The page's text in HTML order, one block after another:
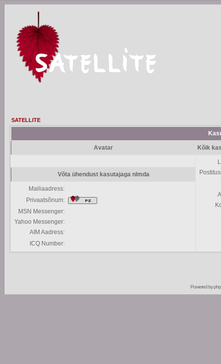
SATELLITE
Avatar Kõik
Võta ühendust kasutajaga nlmda
Mailiaadress:
Privaatsõnum:
MSN Messenger:
Yahoo Messenger:
AIM Aadress:
ICQ Number:
Powered by